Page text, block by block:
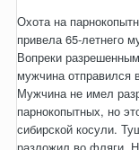
Охота на
привела 65-летнего
Вопреки
мужчина отправился
Мужчина не имел
парнокопытных, но
сибирской косули.
разложил во фляги.